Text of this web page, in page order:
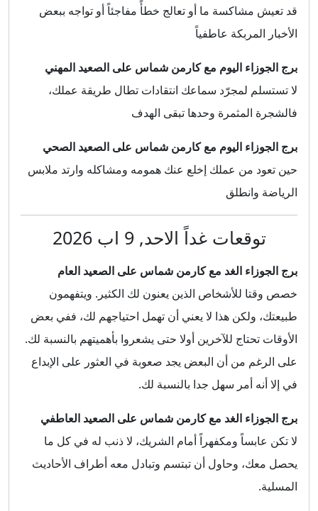
قد تعيش مشاكسة ما أو تعالج خطأً مفاجئاً أو تواجه ببعض
الأخبار المربكة عاطفياً
برج الجوزاء اليوم مع كارمن شماس على الصعيد المهني
لا تستسلم لمجرّد سماعك انتقادات تطال طريقة عملك،
فالشجرة المثمرة وحدها تبقى الهدف
برج الجوزاء اليوم مع كارمن شماس على الصعيد الصحي
حين تعود من عملك إخلع عنك همومه ومشاكله وارتد ملابس
الرياضة وانطلق
توقعات غداً الاحد, 9 اب 2026
برج الجوزاء الغد مع كارمن شماس على الصعيد العام
خصص وقتا للأشخاص الذين يعنون لك الكثير. ويتفهمون
طبيعتك، ولكن هذا لا يعني أن تهمل احتياجهم لك، ففي بعض
الأوقات تحتاج للآخرين أولا حتى يشعروا بأهميتهم بالنسبة لك.
على الرغم من أن البعض يجد صعوبة في العثور على الإبداع
في إلا أنه أمر سهل جدا بالنسبة لك.
برج الجوزاء الغد مع كارمن شماس على الصعيد العاطفي
لا تكن عابساً ومكفهراً أمام الشريك، لا ذنب له في كل ما
يحصل معك، وحاول أن تبتسم وتبادل معه أطراف الأحاديث
المسلية.